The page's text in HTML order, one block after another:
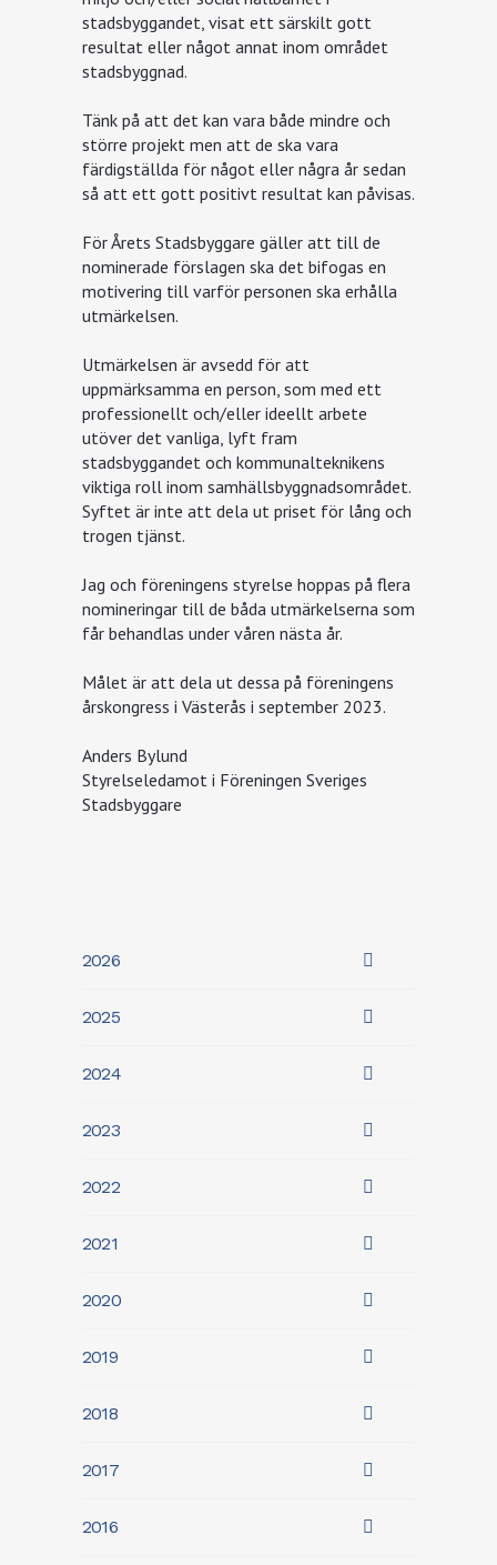
stadsbyggandet, visat ett särskilt gott
resultat eller något annat inom området
stadsbyggnad.
Tänk på att det kan vara både mindre och
större projekt men att de ska vara
färdigställda för något eller några år sedan
så att ett gott positivt resultat kan påvisas.
För Årets Stadsbyggare gäller att till de
nominerade förslagen ska det bifogas en
motivering till varför personen ska erhålla
utmärkelsen.
Utmärkelsen är avsedd för att
uppmärksamma en person, som med ett
professionellt och/eller ideellt arbete
utöver det vanliga, lyft fram
stadsbyggandet och kommunalteknikens
viktiga roll inom samhällsbyggnadsområdet.
Syftet är inte att dela ut priset för lång och
trogen tjänst.
Jag och föreningens styrelse hoppas på flera
nomineringar till de båda utmärkelserna som
får behandlas under våren nästa år.
Målet är att dela ut dessa på föreningens
årskongress i Västerås i september 2023.
Anders Bylund
Styrelseledamot i Föreningen Sveriges
Stadsbyggare
2026
2025
2024
2023
2022
2021
2020
2019
2018
2017
2016